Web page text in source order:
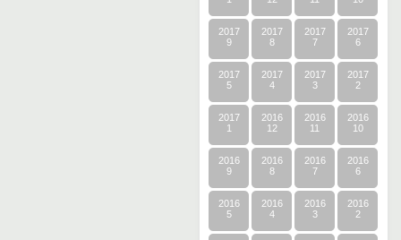
2017
9
2017
8
2017
7
2017
6
2017
5
2017
4
2017
3
2017
2
2017
1
2016
12
2016
11
2016
10
2016
9
2016
8
2016
7
2016
6
2016
5
2016
4
2016
3
2016
2